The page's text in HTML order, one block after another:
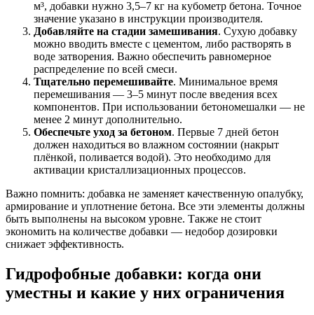
м³, добавки нужно 3,5–7 кг на кубометр бетона. Точное
значение указано в инструкции производителя.
Добавляйте на стадии замешивания. Сухую добавку
можно вводить вместе с цементом, либо растворять в
воде затворения. Важно обеспечить равномерное
распределение по всей смеси.
Тщательно перемешивайте. Минимальное время
перемешивания — 3–5 минут после введения всех
компонентов. При использовании бетономешалки — не
менее 2 минут дополнительно.
Обеспечьте уход за бетоном. Первые 7 дней бетон
должен находиться во влажном состоянии (накрыт
плёнкой, поливается водой). Это необходимо для
активации кристаллизационных процессов.
Важно помнить: добавка не заменяет качественную опалубку,
армирование и уплотнение бетона. Все эти элементы должны
быть выполнены на высоком уровне. Также не стоит
экономить на количестве добавки — недобор дозировки
снижает эффективность.
Гидрофобные добавки: когда они
уместны и какие у них ограничения